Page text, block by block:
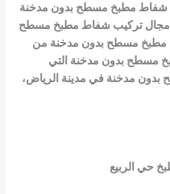
شفاط مطبخ مسطح بدون مدخنة
مجالتركيب شفاط مطبخ مسطح
مسطح بدون مدخنة من
مسطح بدون مدخنة التي
مدخنة في مدينة الرياض،
حي الربيع